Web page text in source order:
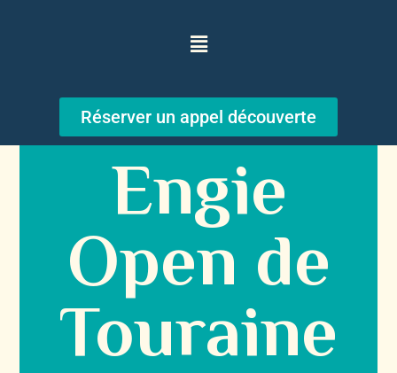
Réserver un appel découverte
Engie
Open de
Touraine